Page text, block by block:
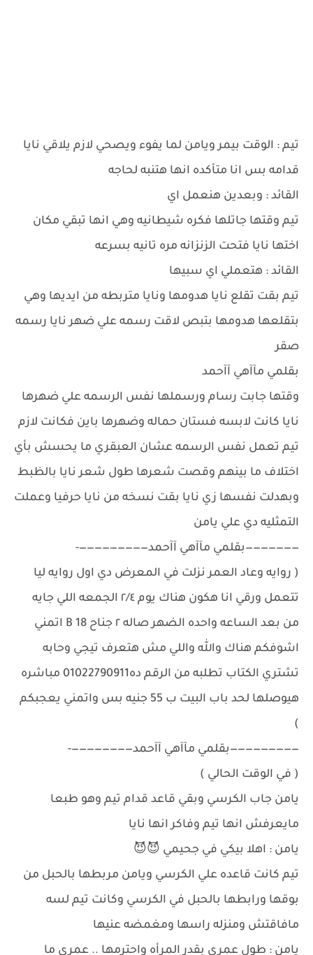
تيم : الوقت بيمر ويامن لما يفوء ويصحي لازم يلاقي نايا
قدامه بس انا متأكده انها هتنبه لحاجه
القائد : وبعدين هنعمل اي
تيم وقتها جاتلها فكره شيطانيه وهي انها تبقي مكان
اختها نايا فتحت الزنزانه مره تانيه بسرعه
القائد : هتعملي اي سبيها
تيم بقت تقلع نايا هدومها ونايا متربطه من ايديها وهي
بتقلعها هدومها بتبص لاقت رسمه علي ضهر نايا رسمه
صقر
بقلمي مآآهي آآحمد
وقتها جابت رسام ورسملها نفس الرسمه علي ضهرها
نايا كانت لابسه فستان حماله وضهرها باين فكانت لازم
تيم تعمل نفس الرسمه عشان العبقري ما يحسش بأي
اختلاف ما بينهم وقصت شعرها طول شعر نايا بالظبط
وبهدلت نفسها زي نايا بقت نسخه من نايا حرفيا وعملت
التمثليه دي علي يامن
———————بقلمي مآآهي آآحمد—————————-
( روايه وعاد العمر نزلت في المعرض دي اول روايه ليا
تتعمل ورقي انا هكون هناك يوم ٢/٤ الجمعه اللي جايه
من بعد الساعه واحده الضهر صاله ٢ جناح B 18 اتمني
اشوفكم هناك والله واللي مش هتعرف تيجي وحابه
تشتري الكتاب تطلبه من الرقم ده01022790911 مباشره
هيوصلها لحد باب البيت ب 55 جنيه بس واتمني يعجبكم
)
—————————بقلمي مآآهي آآحمد————————-
( في الوقت الحالي )
يامن جاب الكرسي وبقي قاعد قدام تيم وهو طبعا
مايعرفش انها تيم وفاكر انها نايا
يامن : اهلا بيكي في جحيمي 😈😈
تيم كانت قاعده علي الكرسي ويامن مربطها بالحبل من
بوقها ورابطها بالحبل في الكرسي وكانت تيم لسه
مافاقتش ومنزله راسها ومغمضه عنيها
يامن : طول عمرى بقدر المرأه واحترمها .. عمرى ما